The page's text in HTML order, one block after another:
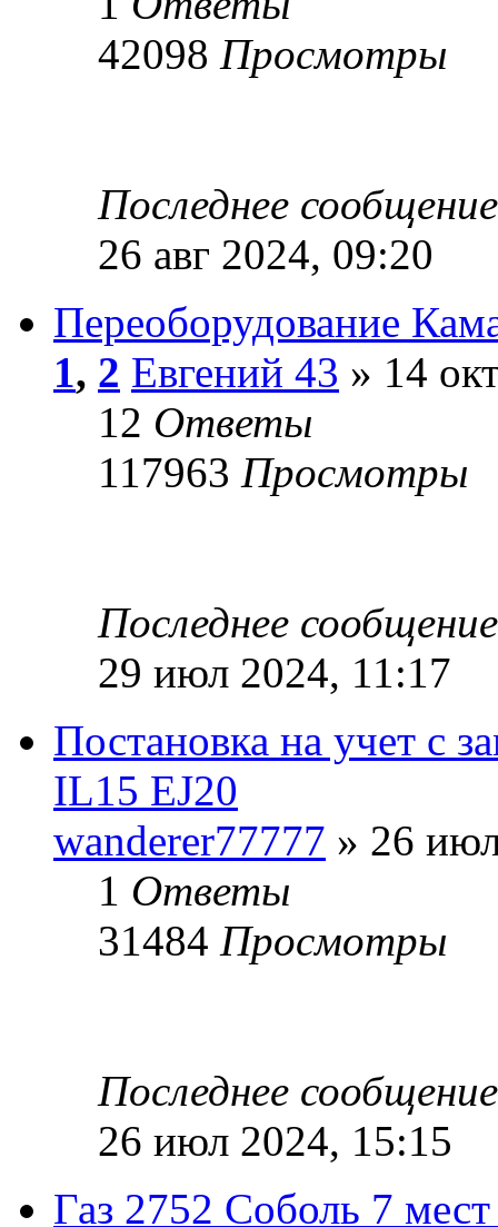
42098 Просмотры
Последнее
26 авг 2024, 09:20
Переоборудование
1, 2 Евгений 43 » 14
12 Ответы
117963 Просмотры
Последнее
29 июл 2024, 11:17
Постановка на учет с
IL15 EJ20
wanderer77777 » 26
1 Ответы
31484 Просмотры
Последнее
26 июл 2024, 15:15
Газ 2752 Соболь 7